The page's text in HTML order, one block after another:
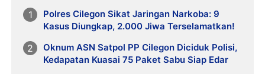
Polres Cilegon Sikat Jaringan Narkoba: 9
Kasus Diungkap, 2.000 Jiwa Terselamatkan!
Oknum ASN Satpol PP Cilegon Diciduk Polisi,
Kedapatan Kuasai 75 Paket Sabu Siap Edar